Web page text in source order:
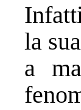
la
a